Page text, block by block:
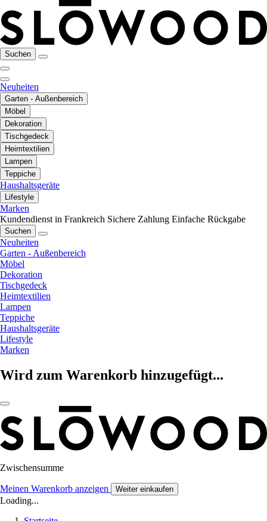
Suchen
Neuheiten
Garten - Außenbereich
Möbel
Dekoration
Tischgedeck
Heimtextilien
Lampen
Teppiche
Haushaltsgeräte
Lifestyle
Marken
Kundendienst in Frankreich Sichere Zahlung Einfache Rückgabe
Suchen
Neuheiten
Garten - Außenbereich
Möbel
Dekoration
Tischgedeck
Heimtextilien
Lampen
Teppiche
Haushaltsgeräte
Lifestyle
Marken
Wird zum Warenkorb hinzugefügt...
Zwischensumme
Meinen Warenkorb anzeigen Weiter einkaufen
Loading...